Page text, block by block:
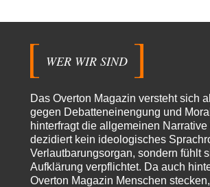
Masseninvasion von Ceuta: Ein organisierter
Zehntausende dackeln…
Adel verpflichtetvor 12 Stunden zu:
Vielen Dank, hatte ich nicht auf dem Schirm, weil
lese. Beweist…
garnovor 14 Stunden zu:
Absurde Debatte um Ceuta-„Invasion“ durch
vertieft EU-Spaltung
Gratuliere, du hast erkannt wer hier der Bösewicht
gar nicht…
WER WIR SIND
Das Overton Magazin versteht sich
gegen Debatteneinengung und
hinterfragt die allgemeinen Narrative
dezidiert kein ideologisches
Verlautbarungsorgan, sondern fühlt
Aufklärung verpflichtet. Da auch
Overton Magazin Menschen